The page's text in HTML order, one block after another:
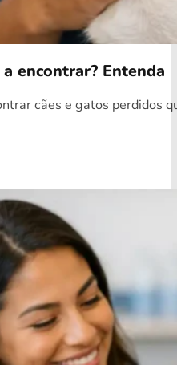
encontrar? Entenda
cães e gatos perdidos